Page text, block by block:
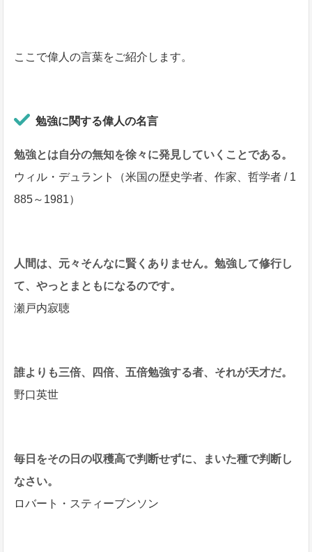
ここで偉人の言葉をご紹介します。
勉強に関する偉人の名言
勉強とは自分の無知を徐々に発見していくことである。
ウィル・デュラント（米国の歴史学者、作家、哲学者 / 1
885～1981）
人間は、元々そんなに賢くありません。勉強して修行し
て、やっとまともになるのです。
瀬戸内寂聴
誰よりも三倍、四倍、五倍勉強する者、それが天才だ。
野口英世
毎日をその日の収穫高で判断せずに、まいた種で判断し
なさい。
ロバート・スティーブンソン